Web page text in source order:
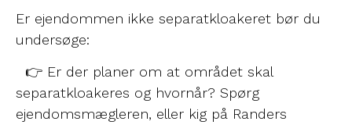
Er ejendommen ikke separatkloakeret bør du
undersøge:
👉 Er der planer om at området skal
separatkloakeres og hvornår? Spørg
ejendomsmægleren, eller kig på Randers